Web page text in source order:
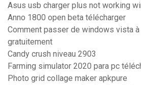
Asus usb charger plus not working
Anno 1800 open beta télécharger
Comment passer de windows vista
gratuitement
Candy crush niveau 2903
Farming simulator 2020 para pc
Photo grid collage maker apkpure